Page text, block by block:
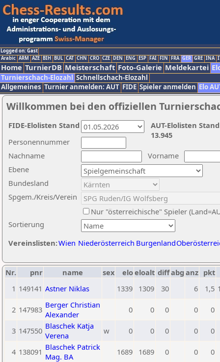
Logged on: Gast
Arabic ARM AZE BIH BUL CAT CHN CRO CZE DEN ENG ESP FAI FIN FRA GER GRE INA
Home TurnierDB Meisterschaft Foto-Galerie Meldekartei
Turnierschach-Elozahl Schnellschach-Elozahl
Allgemeines Turnier anmelden: AUT FIDE Spieler anmelden Elo
Willkommen bei den offiziellen
Nachname
Vorname
Ebene
Sortierung
Personennummer
Bundesland
Spgem./Kreis/Verein
Nur "österreichische" Spieler
Vereinslisten:Wien Niederösterreich Burgenland
AUT-Elolisten
13.945
FIDE-Elolisten Stand
Nr. pnr name sex eloeloalt diffabg anz pkt
1 149141 Astner Niklas 1339 1309 30 6 1,5
2 147983 Berger Christian
Alexander
0 0 0 0 0
3 147550 Blaschek Katja
Verena
w 0 0 0 0 0
4 138091 Blaschek Patrick
Mag. BA
1689 1689 0 0 0